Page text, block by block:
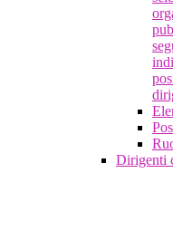
Dirigenti